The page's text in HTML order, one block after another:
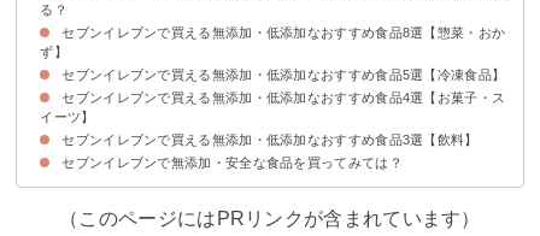
る？
添加物①保存料・酸化防止剤
添加物②人工甘味料
添加物③着色料
セブンイレブンで買える無添加・低添加なおすすめ食品8選【惣菜・おか
ず】
①きんぴらごぼう｜株式会社ヤマザキ
②ひじき煮｜株式会社ヤマザキ
③北海道産かぼちゃ煮｜株式会社ヤマザキ
④ポテトサラダ｜株式会社ヤマザキ
⑤切干し大根煮｜株式会社ヤマザキ
⑥黒豆｜フジッコ株式会社
⑦味付き半熟ゆでたまご｜イセデリカ株式会社
⑧さばの塩焼｜株式会社STIフード
セブンイレブンで買える無添加・低添加なおすすめ食品5選【冷凍食品】
①金のマルゲリータ｜株式会社佐勇
②焼きなす｜セブンプレミアム
③くちどけいちご｜アヲハタ株式会社
④塩ゆで枝豆｜セブンプレミアム
⑤マカロニグラタン｜株式会社ヤマザキ
セブンイレブンで買える無添加・低添加なおすすめ食品4選【お菓子・ス
イーツ】
①金のしっとりバウムクーヘン｜株式会社ユーハイム
②フィナンシェ｜株式会社ブルボン
③きみだけのプリン｜栄屋乳業株式会社
④小倉羊羹｜井村屋株式会社
セブンイレブンで買える無添加・低添加なおすすめ食品3選【飲料】
①飲むヨーグルト 甘さすっきり｜オハヨー乳業株式会社
②カフェラテミルク ミルクたっぷり｜オハヨー乳業株式会社
③果汁100％ マスカットミックス｜雪印メグミルク
セブンイレブンで無添加・安全な食品を買ってみては？
（このページにはPRリンクが含まれています）